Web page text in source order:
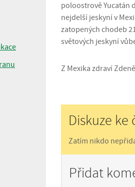
poloostrově Yucatán
nejdelší jeskyní v
zatopených chodeb
světových jeskyní
Z Mexika zdraví
Diskuze ke
Zatím nikdo
Přidat